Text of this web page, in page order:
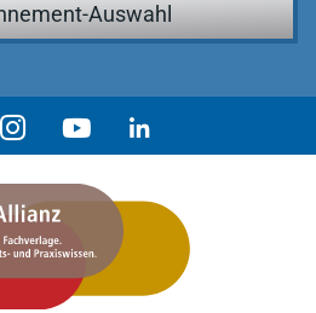
Auswahl